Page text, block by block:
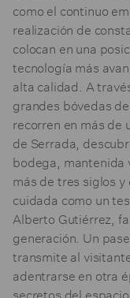
como el continuo
realización de
colocan en una
tecnología más
alta calidad. A
grandes bóvedas
recorren en más de
de Serrada,
bodega,
más de tres siglos y
cuidada como un
Alberto Gutiérrez,
generación. Un
transmite al
adentrarse en otra
secretos del